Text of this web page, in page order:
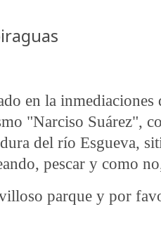
en la
"Narciso Suárez",
del río Esgueva,
pescar y como
parque y por